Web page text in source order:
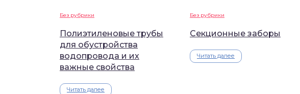
Без рубрики
Полиэтиленовые трубы
для обустройства
водопровода и их
важные свойства
Читать далее
Без рубрики
Секционные заборы
Читать далее